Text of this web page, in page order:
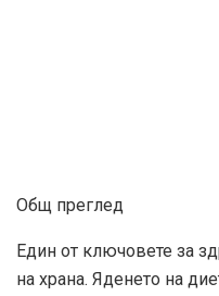
Общ преглед
Един от ключовете за
на храна. Яденето на